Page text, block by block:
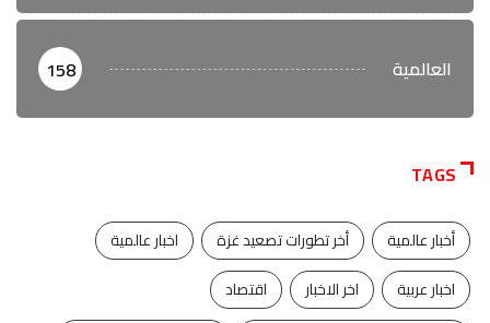
العالمية 158
TAGS
أخبار عالمية أخر تطورات تصعيد غزة
اخبار عالمية
اخبار عربية
اخر الاخبار
اقتصاد